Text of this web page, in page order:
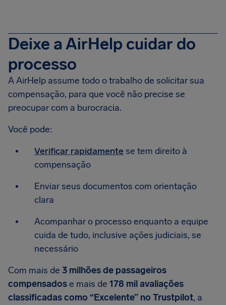
Deixe a AirHelp cuidar do
processo
A AirHelp assume todo o trabalho de solicitar sua
compensação, para que você não precise se
preocupar com a burocracia.
Você pode:
Verificar rapidamentese tem direito à
compensação
Enviar seus documentos com orientação
clara
Acompanhar o processo enquanto a equipe
cuida de tudo, inclusive ações judiciais, se
necessário
Com mais de 3 milhões de passageiros
compensadose mais de 178 mil avaliações
classificadas como “Excelente” no Trustpilot, a